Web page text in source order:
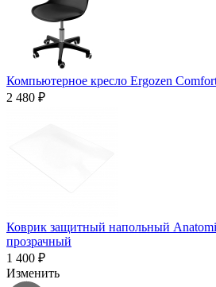
Компьютерное кресло Ergozen
2 480 ₽
Коврик защитный напольный
прозрачный
1 400 ₽
Изменить